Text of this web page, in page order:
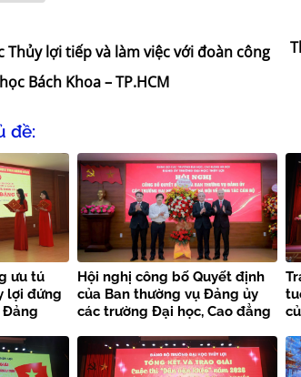
lợi tiếp và làm việc với đoàn công
Bách Khoa – TP.HCM
đề:
ưu tú
lợi đứng
Đảng
Hội nghị công bố Quyết định
của Ban thường vụ Đảng ủy
các trường Đại học, Cao đẳng